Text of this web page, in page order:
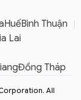
HuếBình Thuận
Lai
Đồng Tháp
All